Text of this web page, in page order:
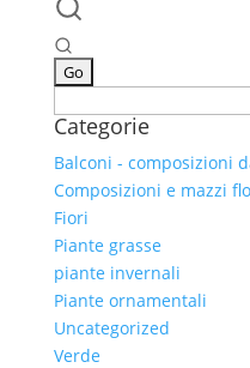
Categorie
Balconi - composizioni
Composizioni e mazzi
Fiori
Piante grasse
piante invernali
Piante ornamentali
Uncategorized
Verde